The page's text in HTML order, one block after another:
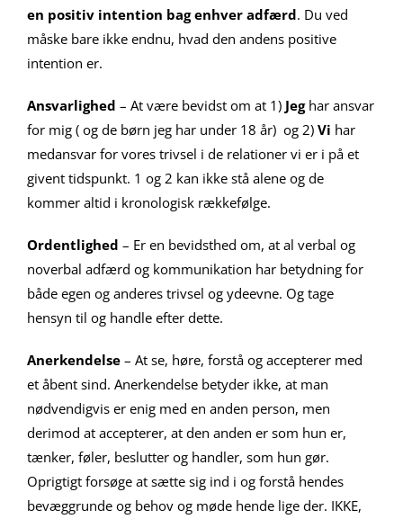
en positiv intention bag enhver adfærd. Du ved
måske bare ikke endnu, hvad den andens positive
intention er.
Ansvarlighed – At være bevidst om at 1)Jeghar ansvar
for mig ( og de børn jeg har under 18 år) og 2)Vi har
medansvar for vores trivsel i de relationer vi er i på et
givent tidspunkt. 1 og 2 kan ikke stå alene og de
kommer altid i kronologisk rækkefølge.
Ordentlighed – Er en bevidsthed om, at al verbal og
noverbal adfærd og kommunikation har betydning for
både egen og anderes trivsel og ydeevne. Og tage
hensyn til og handle efter dette.
Anerkendelse– At se, høre, forstå og accepterer med
et åbent sind. Anerkendelse betyder ikke, at man
nødvendigvis er enig med en anden person, men
derimod at accepterer, at den anden er som hun er,
tænker, føler, beslutter og handler, som hun gør.
Oprigtigt forsøge at sætte sig ind i og forstå hendes
bevæggrunde og behov og møde hende lige der. IKKE,